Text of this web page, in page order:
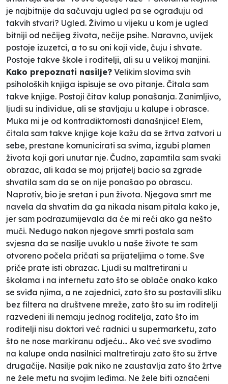
je najbitnije da sačuvaju ugled pa se ograđuju od
takvih stvari? Ugled. Živimo u vijeku u kom je ugled
bitniji od nečijeg života, nečije psihe. Naravno, uvijek
postoje izuzetci, a to su oni koji vide, čuju i shvate.
Postoje takve škole i roditelji, ali su u velikoj manjini.
Kako prepoznati nasilje? Velikim slovima svih
psiholoških knjiga ispisuje se ovo pitanje. Čitala sam
takve knjige. Postoji čitav kalup ponašanja. Zanimljivo,
ljudi su individue, ali se stavljaju u kalupe i obrasce.
Muka mi je od kontradiktornosti današnjice! Elem,
čitala sam takve knjige koje kažu da se žrtva zatvori u
sebe, prestane komunicirati sa svima, izgubi plamen
života koji gori unutar nje. Čudno, zapamtila sam svaki
obrazac, ali kada se moj prijatelj bacio sa zgrade
shvatila sam da se on nije ponašao po obrascu.
Naprotiv, bio je sretan i pun života. Njegova smrt me
navela da shvatim da ga nikada nisam pitala kako je,
jer sam podrazumijevala da će mi reći ako ga nešto
muči. Nedugo nakon njegove smrti postala sam
svjesna da se nasilje uvuklo u naše živote te sam
otvoreno počela pričati sa prijateljima o tome. Sve
priče prate isti obrazac. Ljudi su maltretirani u
školama i na internetu zato što se oblače onako kako
se sviđa njima, a ne zajednici, zato što su postavili sliku
bez filtera na društvene mreže, zato što su im roditelji
razvedeni ili nemaju jednog roditelja, zato što im
roditelji nisu doktori već radnici u supermarketu, zato
što ne nose markiranu odjeću... Ako već sve svodimo
na kalupe onda nasilnici maltretiraju zato što su žrtve
drugačije. Nasilje pak niko ne zaustavlja zato što žrtve
ne žele metu na svojim leđima. Ne žele biti označeni